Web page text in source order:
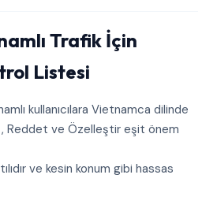
Trafik İçin
Listesi
kullanıcılara Vietnamca dilinde
Reddet ve Özelleştir eşit önem
ve kesin konum gibi hassas